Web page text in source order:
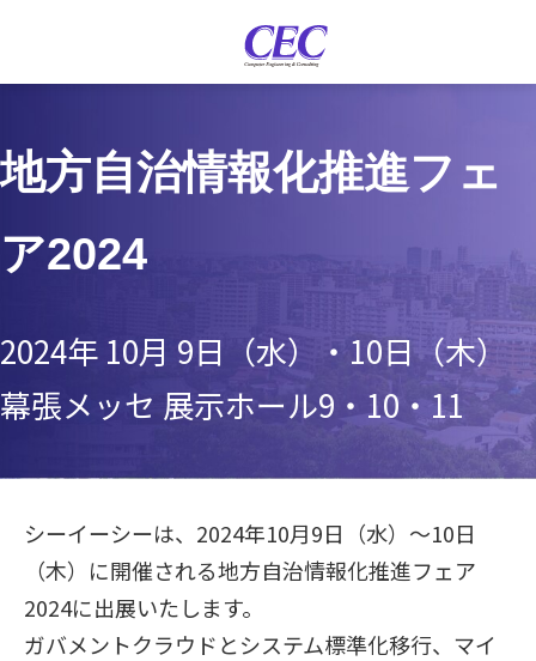
地方自治情報化推進フェ
ア2024
2024年 10月 9日（水）・10日（木）
幕張メッセ 展示ホール9・10・11
シーイーシーは、2024年10月9日（水）～10日
（木）に開催される地方自治情報化推進フェア
2024に出展いたします。
ガバメントクラウドとシステム標準化移行、マイ